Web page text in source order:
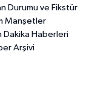
Durumu ve Fikstür
Manşetler
Dakika Haberleri
Arşivi